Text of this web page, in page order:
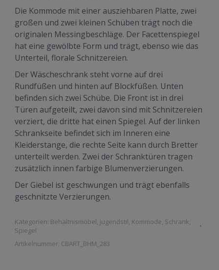
Die Kommode mit einer ausziehbaren Platte, zwei
großen und zwei kleinen Schüben trägt noch die
originalen Messingbeschläge. Der Facettenspiegel
hat eine gewölbte Form und trägt, ebenso wie das
Unterteil, florale Schnitzereien.
Der Wäscheschrank steht vorne auf drei
Rundfüßen und hinten auf Blockfüßen. Unten
befinden sich zwei Schübe. Die Front ist in drei
Türen aufgeteilt, zwei davon sind mit Schnitzereien
verziert, die dritte hat einen Spiegel. Auf der linken
Schrankseite befindet sich im Inneren eine
Kleiderstange, die rechte Seite kann durch Bretter
unterteilt werden. Zwei der Schranktüren tragen
zusätzlich innen farbige Blumenverzierungen.
Der Giebel ist geschwungen und trägt ebenfalls
geschnitzte Verzierungen.
Kategorien: Behältnismöbel Jugendstil Kommode Schrank
Spiegel
Artikelnummer: CBART_BHM_283